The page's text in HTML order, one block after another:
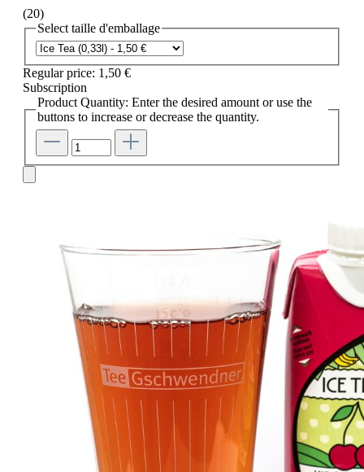
(20)
Select taille d'emballage
Regular price: 1,50 €
Subscription
Product Quantity: Enter the desired amount or use the
buttons to increase or decrease the quantity.